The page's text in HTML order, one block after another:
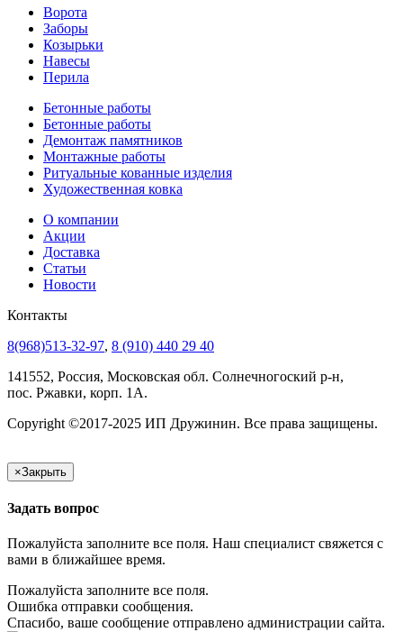
Ворота
Заборы
Козырьки
Навесы
Перила
Бетонные работы
Бетонные работы
Демонтаж памятников
Монтажные работы
Ритуальные кованные изделия
Художественная ковка
О компании
Акции
Доставка
Статьи
Новости
Контакты
8(968)513-32-97, 8 (910) 440 29 40
141552, Россия, Московская обл. Солнечногоский р-н,
пос. Ржавки, корп. 1А.
Copyright ©2017-2025 ИП Дружинин. Все права защищены.
×Закрыть
Задать вопрос
Пожалуйста заполните все поля. Наш специалист свяжется с
вами в ближайшее время.
Пожалуйста заполните все поля.
Ошибка отправки сообщения.
Спасибо, ваше сообщение отправлено администрации сайта.